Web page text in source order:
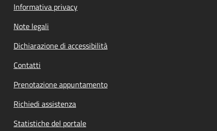
Informativa privacy
Note legali
Dichiarazione di accessibilità
Contatti
Prenotazione appuntamento
Richiedi assistenza
Statistiche del portale